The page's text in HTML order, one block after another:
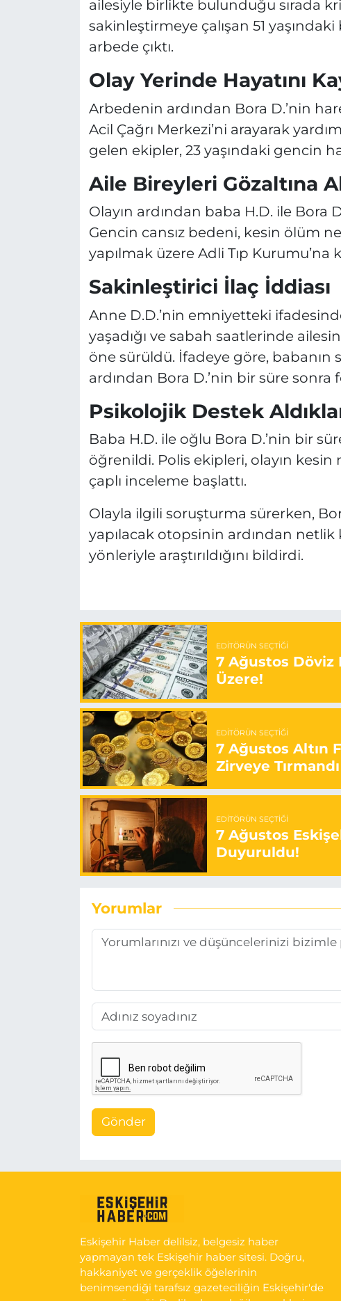
ailesiyle birlikte bulunduğu sırada
sakinleştirmeye çalışan 51
arbede çıktı.
Olay Yerinde Hayatını
Arbedenin ardından Bora D.’nin
Acil Çağrı Merkezi’ni arayarak
gelen ekipler, 23 yaşındaki gencin
Aile Bireyleri Gözaltına
Olayın ardından baba H.D. ile Bora
Gencin cansız bedeni, kesin ölüm
yapılmak üzere Adli Tıp Kurumu’na
Sakinleştirici İlaç İddiası
Anne D.D.’nin emniyetteki
yaşadığı ve sabah saatlerinde
öne sürüldü. İfadeye göre, babanın
ardından Bora D.’nin bir süre sonra
Psikolojik Destek
Baba H.D. ile oğlu Bora D.’nin bir
öğrenildi. Polis ekipleri, olayın
çaplı inceleme başlattı.
Olayla ilgili soruşturma sürerken,
yapılacak otopsinin ardından netlik
yönleriyle araştırıldığını bildirdi.
EDITÖRÜN SEÇTIĞI
7 Ağustos Döviz
Üzere!
EDITÖRÜN SEÇTIĞI
7 Ağustos Altın
Zirveye Tırmandı
EDITÖRÜN SEÇTIĞI
7 Ağustos
Duyuruldu!
Yorumlar
Gönder
Eskişehir Haber delilsiz, belgesiz haber
yapmayan tek Eskişehir haber sitesi. Doğru,
hakkaniyet ve gerçeklik öğelerinin
benimsendiği tarafsız gazeteciliğin Eskişehir'de